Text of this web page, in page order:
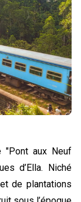
"Pont aux Neuf
d’Ella. Niché
de plantations